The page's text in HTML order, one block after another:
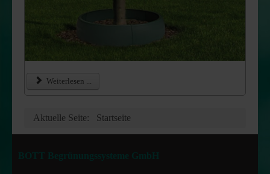
Weiterlesen ...
Aktuelle Seite: Startseite